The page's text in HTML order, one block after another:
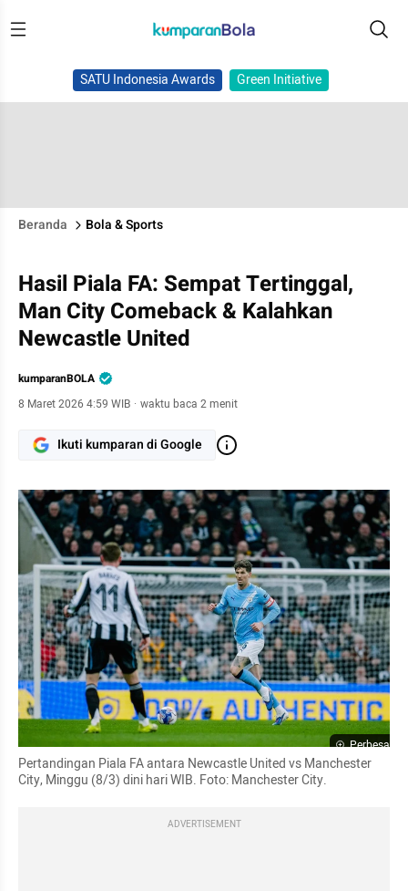
SATU Indonesia Awards Green Initiative
Beranda Bola & Sports
Hasil Piala FA: Sempat Tertinggal,
Man City Comeback & Kalahkan
Newcastle United
kumparanBOLA
8 Maret 2026 4:59 WIB · waktu baca 2 menit
Ikuti kumparan di Google
Perbesar
Pertandingan Piala FA antara Newcastle United vs Manchester
City, Minggu (8/3) dini hari WIB. Foto: Manchester City.
ADVERTISEMENT